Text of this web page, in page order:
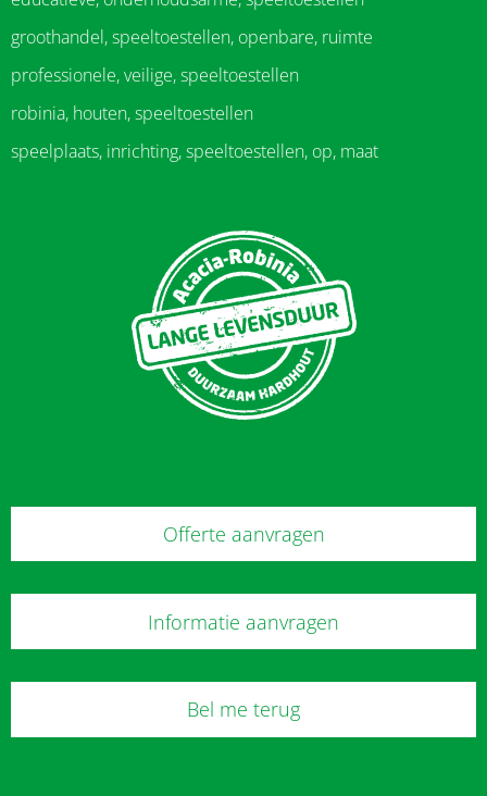
groothandel, speeltoestellen, openbare, ruimte
professionele, veilige, speeltoestellen
robinia, houten, speeltoestellen
speelplaats, inrichting, speeltoestellen, op, maat
Offerte aanvragen
Informatie aanvragen
Bel me terug